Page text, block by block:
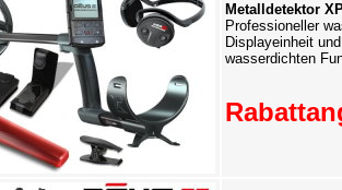
Metalldetektor
Professioneller
Displayeinheit
wasserdichten